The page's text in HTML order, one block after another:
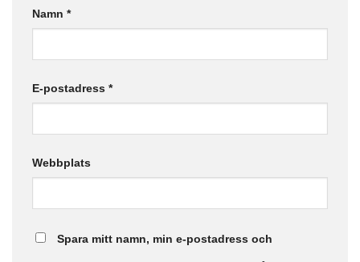
Namn *
E-postadress *
Webbplats
Spara mitt namn, min e-postadress och